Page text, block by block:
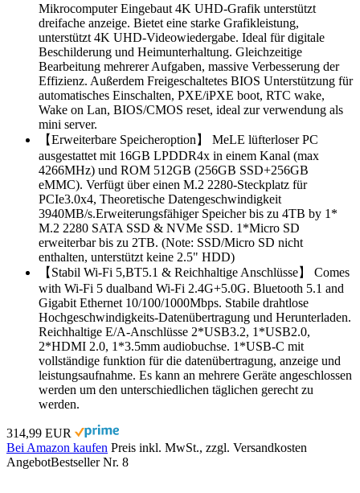
Mikrocomputer Eingebaut 4K UHD-Grafik unterstützt
dreifache anzeige. Bietet eine starke Grafikleistung,
unterstützt 4K UHD-Videowiedergabe. Ideal für digitale
Beschilderung und Heimunterhaltung. Gleichzeitige
Bearbeitung mehrerer Aufgaben, massive Verbesserung der
Effizienz. Außerdem Freigeschaltetes BIOS Unterstützung für
automatisches Einschalten, PXE/iPXE boot, RTC wake,
Wake on Lan, BIOS/CMOS reset, ideal zur verwendung als
mini server.
【Erweiterbare Speicheroption】 MeLE lüfterloser PC
ausgestattet mit 16GB LPDDR4x in einem Kanal (max
4266MHz) und ROM 512GB (256GB SSD+256GB
eMMC). Verfügt über einen M.2 2280-Steckplatz für
PCIe3.0x4, Theoretische Datengeschwindigkeit
3940MB/s.Erweiterungsfähiger Speicher bis zu 4TB by 1*
M.2 2280 SATA SSD & NVMe SSD. 1*Micro SD
erweiterbar bis zu 2TB. (Note: SSD/Micro SD nicht
enthalten, unterstützt keine 2.5" HDD)
【Stabil Wi-Fi 5,BT5.1 & Reichhaltige Anschlüsse】 Comes
with Wi-Fi 5 dualband Wi-Fi 2.4G+5.0G. Bluetooth 5.1 and
Gigabit Ethernet 10/100/1000Mbps. Stabile drahtlose
Hochgeschwindigkeits-Datenübertragung und Herunterladen.
Reichhaltige E/A-Anschlüsse 2*USB3.2, 1*USB2.0,
2*HDMI 2.0, 1*3.5mm audiobuchse. 1*USB-C mit
vollständige funktion für die datenübertragung, anzeige und
leistungsaufnahme. Es kann an mehrere Geräte angeschlossen
werden um den unterschiedlichen täglichen gerecht zu
werden.
314,99 EUR
Bei Amazon kaufen Preis inkl. MwSt., zzgl. Versandkosten
AngebotBestseller Nr. 8